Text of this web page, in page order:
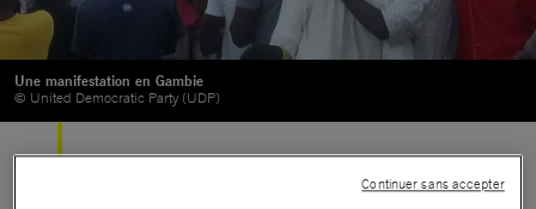
Une manifestation en Gambie
© United Democratic Party (UDP)
Après l’annonce de l’Afrique du Sud de
Continuer sans accepter